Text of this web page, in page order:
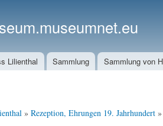
Lilienthal Sammlung Sammlung von
» Rezeption, Ehrungen 19. Jahrhundert